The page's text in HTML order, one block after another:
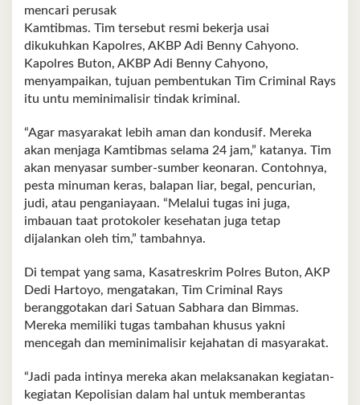
mencari perusak
Kamtibmas. Tim tersebut resmi bekerja usai
dikukuhkan Kapolres, AKBP Adi Benny Cahyono.
Kapolres Buton, AKBP Adi Benny Cahyono,
menyampaikan, tujuan pembentukan Tim Criminal Rays
itu untu meminimalisir tindak kriminal.
“Agar masyarakat lebih aman dan kondusif. Mereka
akan menjaga Kamtibmas selama 24 jam,” katanya. Tim
akan menyasar sumber-sumber keonaran. Contohnya,
pesta minuman keras, balapan liar, begal, pencurian,
judi, atau penganiayaan. “Melalui tugas ini juga,
imbauan taat protokoler kesehatan juga tetap
dijalankan oleh tim,” tambahnya.
Di tempat yang sama, Kasatreskrim Polres Buton, AKP
Dedi Hartoyo, mengatakan, Tim Criminal Rays
beranggotakan dari Satuan Sabhara dan Bimmas.
Mereka memiliki tugas tambahan khusus yakni
mencegah dan meminimalisir kejahatan di masyarakat.
“Jadi pada intinya mereka akan melaksanakan kegiatan-
kegiatan Kepolisian dalam hal untuk memberantas